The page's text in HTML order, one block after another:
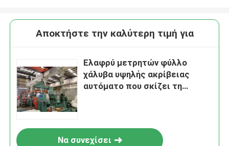
Αποκτήστε την καλύτερη τιμή για
Ελαφρύ μετρητών φύλλο
χάλυβα υψηλής ακρίβειας
αυτόματο που σκίζει τη
Να συνεχίσει